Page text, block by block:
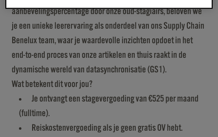
aanbevelingspercentage door onze oud-stagiairs, beloven we
je een unieke leerervaring als onderdeel van ons Supply Chain
Benelux team, waar je waardevolle inzichten opdoet in het
end-to-end proces van onze artikelen en thuis raakt in de
dynamische wereld van datasynchronisatie (GS1).
Wat betekent dit voor jou?
Je ontvangt een stagevergoeding van €525 per maand
(fulltime).
Reiskostenvergoeding als je geen gratis OV hebt.